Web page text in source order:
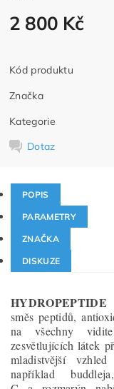
2 800 Kč
Kód produktu
Značka
Kategorie
Dotaz
POPIS
PARAMETRY
ZNAČKA
DISKUZE
směs peptidů,
na všechny
zesvětlujících látek
mladistvější
například